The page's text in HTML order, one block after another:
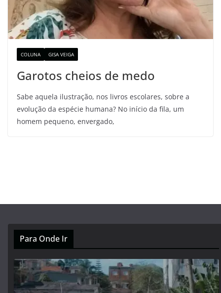
COLUNA GISA VEIGA
Garotos cheios de medo
Sabe aquela ilustração, nos livros escolares, sobre a
evolução da espécie humana? No início da fila, um
homem pequeno, envergado,
Para Onde Ir